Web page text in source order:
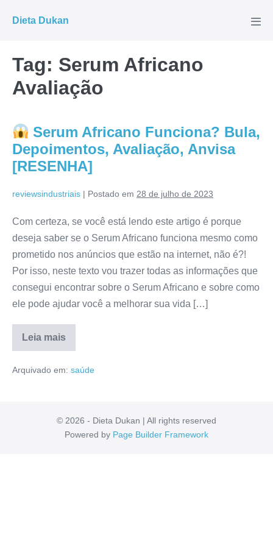
para
conteúdo
Dieta Dukan
Tag: Serum Africano
Avaliação
Serum Africano Funciona? Bula,
Depoimentos, Avaliação, Anvisa
[RESENHA]
reviewsindustriais | Postado em 28 de julho de 2023
Com certeza, se você está lendo este artigo é porque
deseja saber se o Serum Africano funciona mesmo como
prometido nos anúncios que estão na internet, não é?!
Por isso, neste texto vou trazer todas as informações que
consegui encontrar sobre o Serum Africano e sobre como
ele pode ajudar você a melhorar sua vida […]
Leia mais
Serum
Funciona?
[RESENHA]
Arquivado em: saúde
© 2026 - Dieta Dukan | All rights reserved
Powered by Page Builder Framework